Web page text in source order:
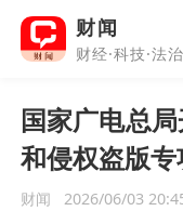
财闻
财经·科技·法治
国家广电总
和侵权盗版
财闻 2026/06/03